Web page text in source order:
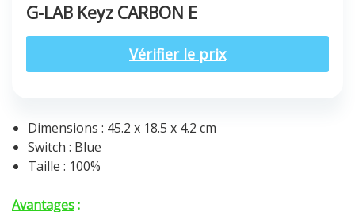
G-LAB Keyz CARBON E
Vérifier le prix
Dimensions : 45.2 x 18.5 x 4.2 cm
Switch : Blue
Taille : 100%
Avantages: